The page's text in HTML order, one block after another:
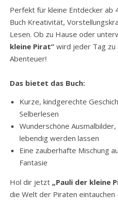
Perfekt für kleine Entdecker ab
Buch Kreativität,
Lesen. Ob zu Hause oder
kleine Pirat“ wird jeder Tag zu
Abenteuer!
Das bietet das Buch:
Kurze, kindgerechte
Selberlesen
Wunderschöne
lebendig werden lassen
Eine zauberhafte Mischung
Fantasie
Hol dir jetzt „Pauli der kleine
die Welt der Piraten eintauchen